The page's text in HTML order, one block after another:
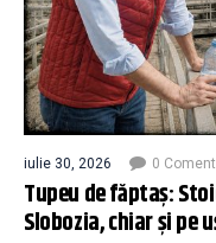
iulie 30, 2026 0
Tupeu de făptaș:
Slobozia, chiar și pe